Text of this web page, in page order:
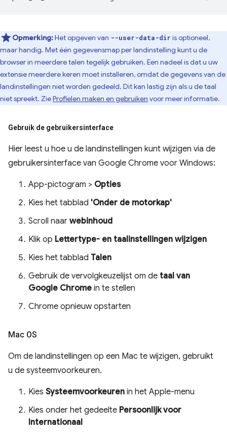
Opmerking:Het opgeven van --user-data-dir is optioneel,
maar handig. Met één gegevensmap per landinstelling kunt u de
browser in meerdere talen tegelijk gebruiken. Een nadeel is dat u uw
extensie meerdere keren moet installeren, omdat de gegevens van de
landinstellingen niet worden gedeeld. Dit kan lastig zijn als u de taal
niet spreekt. ZieProfielen maken en gebruiken voor meer informatie.
Gebruik de gebruikersinterface
Hier leest u hoe u de landinstellingen kunt wijzigen via de
gebruikersinterface van Google Chrome voor Windows:
App-pictogram > Opties
Kies het tabblad 'Onder de motorkap'
Scroll naar webinhoud
Klik op Lettertype- en taalinstellingen wijzigen
Kies het tabblad Talen
Gebruik de vervolgkeuzelijst om de taal van
Google Chrome in te stellen
Chrome opnieuw opstarten
Mac OS
Om de landinstellingen op een Mac te wijzigen, gebruikt
u de systeemvoorkeuren.
Kies Systeemvoorkeuren in het Apple-menu
Kies onder het gedeelte Persoonlijk voor
Internationaal